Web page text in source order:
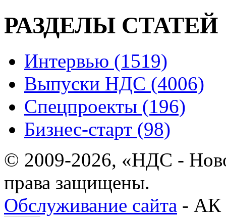
РАЗДЕЛЫ СТАТЕЙ
Интервью (1519)
Выпуски НДС (4006)
Спецпроекты (196)
Бизнес-старт (98)
© 2009-2026, «НДС -
права защищены.
Обслуживание сайта - АК